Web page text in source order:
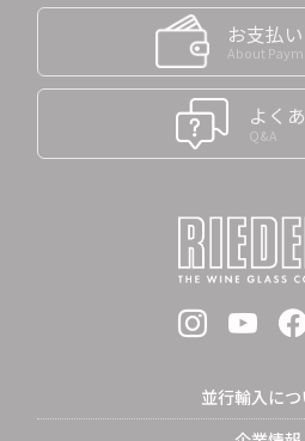
お支払
About
よく
Q&A
並行輸入に